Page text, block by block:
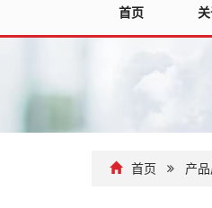
首页
首页 产